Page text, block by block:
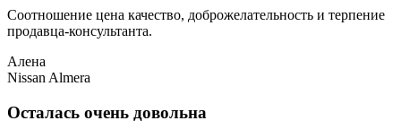
Соотношение цена качество, доброжелательность и терпение
продавца-консультанта.
Алена
Nissan Almera
Осталась очень довольна